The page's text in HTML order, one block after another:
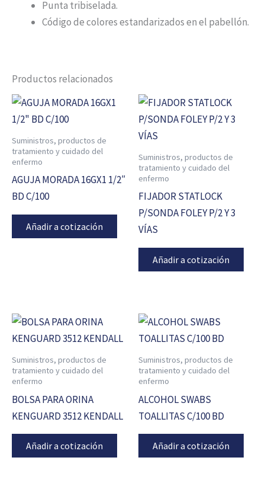
Punta tribiselada.
Código de colores estandarizados en el pabellón.
Productos relacionados
Suministros, productos de
tratamiento y cuidado del
enfermo
AGUJA MORADA 16GX1 1/2″
BD C/100
Añadir a cotización
Suministros, productos de
tratamiento y cuidado del
enfermo
FIJADOR STATLOCK
P/SONDA FOLEY P/2 Y 3
VÍAS
Añadir a cotización
Suministros, productos de
tratamiento y cuidado del
enfermo
BOLSA PARA ORINA
KENGUARD 3512 KENDALL
Añadir a cotización
Suministros, productos de
tratamiento y cuidado del
enfermo
ALCOHOL SWABS
TOALLITAS C/100 BD
Añadir a cotización